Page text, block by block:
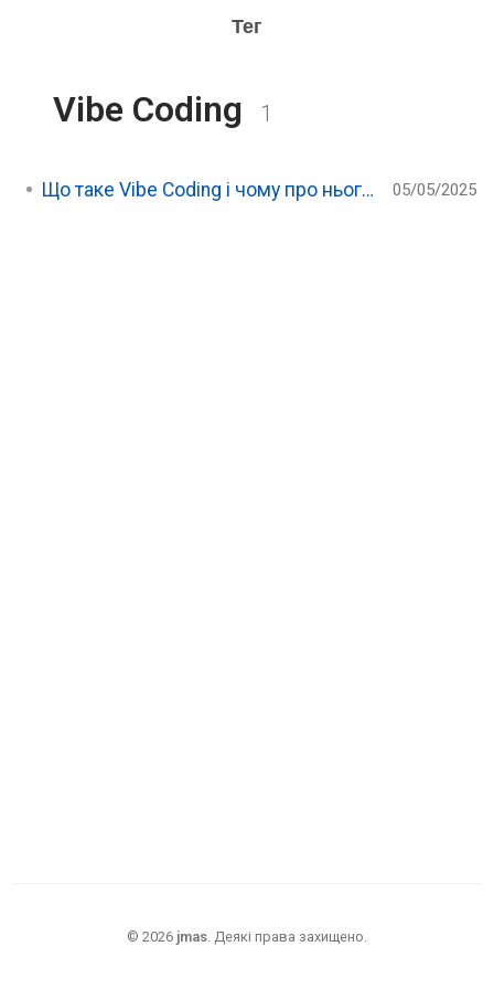
Тег
Vibe Coding 1
Що таке Vibe Coding і чому про нього всі говорять 05/05/2025
© 2026 jmas. Деякі права захищено.